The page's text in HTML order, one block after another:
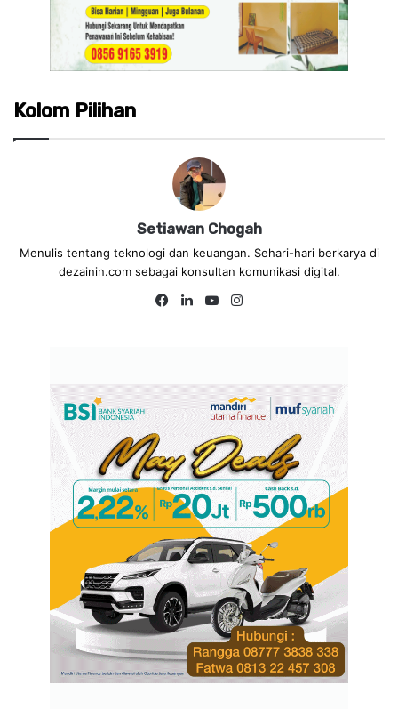
Kolom Pilihan
Setiawan Chogah
Menulis tentang teknologi dan keuangan. Sehari-hari berkarya di
dezainin.com sebagai konsultan komunikasi digital.
Fa
Lin
Yo